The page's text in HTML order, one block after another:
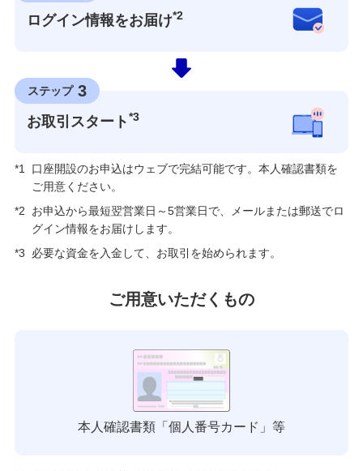
ログイン情報をお届け*2
ステップ 3
お取引スタート *3
*1
口座開設のお申込はウェブで完結可能です。本人確認書類を
ご用意ください。
*2
お申込から最短翌営業日～5営業日で、メールまたは郵送でロ
グイン情報をお届けします。
*3
必要な資金を入金して、お取引を始められます。
ご用意いただくもの
本人確認書類「個人番号カード」等